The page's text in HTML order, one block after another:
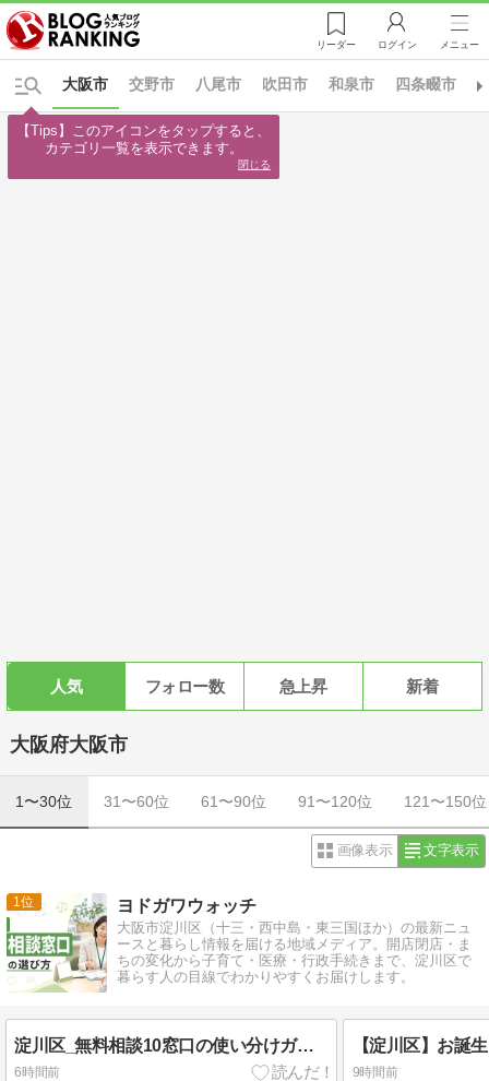
リーダー ログイン メニュー
交野市 八尾市 吹田市 和泉市 四条畷市
大阪市
人気 フォロー数 急上昇 新着
大阪府大阪市
1〜30位 31〜60位 61〜90位 91〜120位 121〜150位
画像表示 文字表示
1 ヨドガワウォッチ
大阪市淀川区（十三・西中島・東三国ほか）の最新ニュ
ースと暮らし情報を届ける地域メディア。開店閉店・ま
ちの変化から子育て・医療・行政手続きまで、淀川区で
暮らす人の目線でわかりやすくお届けします。
淀川区_無料相談10窓口の使い分けガイド
6時間前 9時間前
【Tips】このアイコンをタップすると、
カテゴリ一覧を表示できます。
閉じる